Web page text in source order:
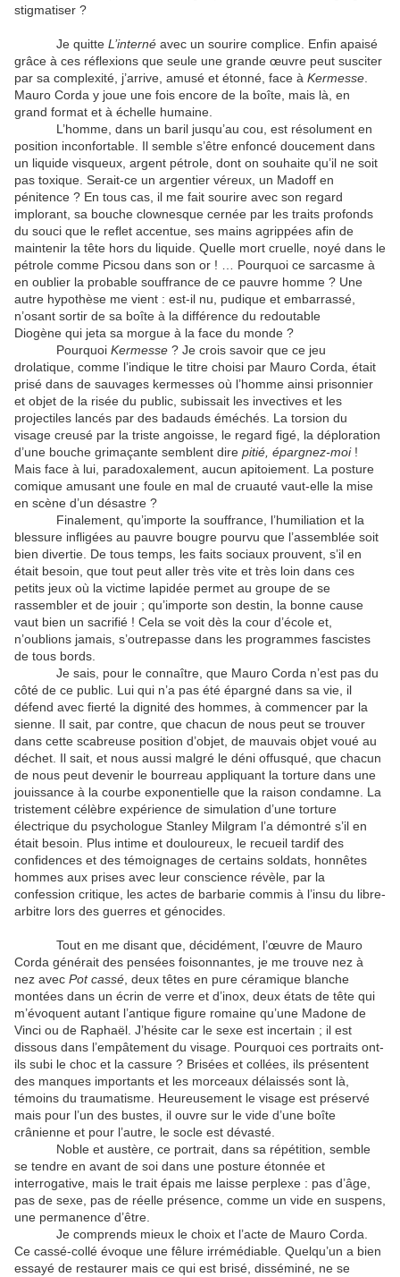
stigmatiser ?
Je quitteL’interné avec un sourire complice. Enfin apaisé
grâce à ces réflexions que seule une grande œuvre peut susciter
par sa complexité, j’arrive, amusé et étonné, face à Kermesse
Mauro Corda y joue une fois encore de la boîte, mais là, en
grand format et à échelle humaine.
L’homme, dans un baril jusqu’au cou, est résolument en
position inconfortable. Il semble s’être enfoncé doucement dans
un liquide visqueux, argent pétrole, dont on souhaite qu’il ne soit
pas toxique. Serait-ce un argentier véreux, un Madoff en
pénitence ? En tous cas, il me fait sourire avec son regard
implorant, sa bouche clownesque cernée par les traits profonds
du souci que le reflet accentue, ses mains agrippées afin de
maintenir la tête hors du liquide. Quelle mort cruelle, noyé dans le
pétrole comme Picsou dans son or ! … Pourquoi ce sarcasme à
en oublier la probable souffrance de ce pauvre homme ? Une
autre hypothèse me vient : est-il nu, pudique et embarrassé,
n’osant sortir de sa boîte à la différence du redoutable
Diogène qui jeta sa morgue à la face du monde ?
PourquoiKermesse ? Je crois savoir que ce jeu
drolatique, comme l’indique le titre choisi par Mauro Corda, était
prisé dans de sauvages kermesses où l’homme ainsi prisonnier
et objet de la risée du public, subissait les invectives et les
projectiles lancés par des badauds éméchés. La torsion du
visage creusé par la triste angoisse, le regard figé, la déploration
d’une bouche grimaçante semblent dire pitié, épargnez-moi !
Mais face à lui, paradoxalement, aucun apitoiement. La posture
comique amusant une foule en mal de cruauté vaut-elle la mise
en scène d’un désastre ?
Finalement, qu’importe la souffrance, l’humiliation et la
blessure infligées au pauvre bougre pourvu que l’assemblée soit
bien divertie. De tous temps, les faits sociaux prouvent, s’il en
était besoin, que tout peut aller très vite et très loin dans ces
petits jeux où la victime lapidée permet au groupe de se
rassembler et de jouir ; qu’importe son destin, la bonne cause
vaut bien un sacrifié ! Cela se voit dès la cour d’école et,
n’oublions jamais, s’outrepasse dans les programmes fascistes
de tous bords.
Je sais, pour le connaître, que Mauro Corda n’est pas du
côté de ce public. Lui qui n’a pas été épargné dans sa vie, il
défend avec fierté la dignité des hommes, à commencer par la
sienne. Il sait, par contre, que chacun de nous peut se trouver
dans cette scabreuse position d’objet, de mauvais objet voué au
déchet. Il sait, et nous aussi malgré le déni offusqué, que chacun
de nous peut devenir le bourreau appliquant la torture dans une
jouissance à la courbe exponentielle que la raison condamne. La
tristement célèbre expérience de simulation d’une torture
électrique du psychologue Stanley Milgram l’a démontré s’il en
était besoin. Plus intime et douloureux, le recueil tardif des
confidences et des témoignages de certains soldats, honnêtes
hommes aux prises avec leur conscience révèle, par la
confession critique, les actes de barbarie commis à l’insu du libre-
arbitre lors des guerres et génocides.
Tout en me disant que, décidément, l’œuvre de Mauro
Corda générait des pensées foisonnantes, je me trouve nez à
nez avec Pot cassé , deux têtes en pure céramique blanche
montées dans un écrin de verre et d’inox, deux états de tête qui
m’évoquent autant l’antique figure romaine qu’une Madone de
Vinci ou de Raphaël. J’hésite car le sexe est incertain ; il est
dissous dans l’empâtement du visage. Pourquoi ces portraits ont-
ils subi le choc et la cassure ? Brisées et collées, ils présentent
des manques importants et les morceaux délaissés sont là,
témoins du traumatisme. Heureusement le visage est préservé
mais pour l’un des bustes, il ouvre sur le vide d’une boîte
crânienne et pour l’autre, le socle est dévasté.
Noble et austère, ce portrait, dans sa répétition, semble
se tendre en avant de soi dans une posture étonnée et
interrogative, mais le trait épais me laisse perplexe : pas d’âge,
pas de sexe, pas de réelle présence, comme un vide en suspens,
une permanence d’être.
Je comprends mieux le choix et l’acte de Mauro Corda.
Ce cassé-collé évoque une fêlure irrémédiable. Quelqu’un a bien
essayé de restaurer mais ce qui est brisé, disséminé, ne se